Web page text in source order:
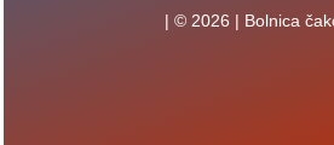
| © 2026 | Bolnica